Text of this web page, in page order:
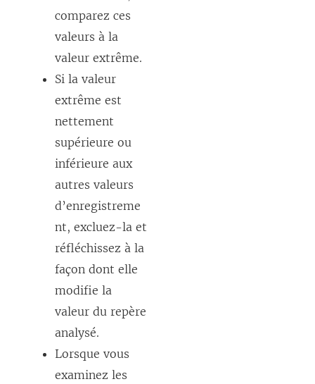
comparez ces
valeurs à la
valeur extrême.
Si la valeur
extrême est
nettement
supérieure ou
inférieure aux
autres valeurs
d’enregistreme
nt, excluez-la et
réfléchissez à la
façon dont elle
modifie la
valeur du repère
analysé.
Lorsque vous
examinez les